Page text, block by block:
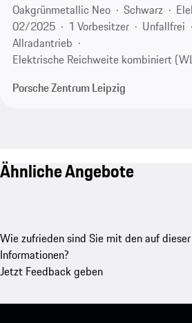
Oakgrünmetallic Neo
Schwarz
02/2025
1 Vorbesitzer Unfallfrei
Allradantrieb
Elektrische Reichweite kombiniert
Porsche Zentrum Leipzig
Ähnliche Angebote
Wie zufrieden sind Sie mit den auf
Informationen?
Jetzt Feedback geben